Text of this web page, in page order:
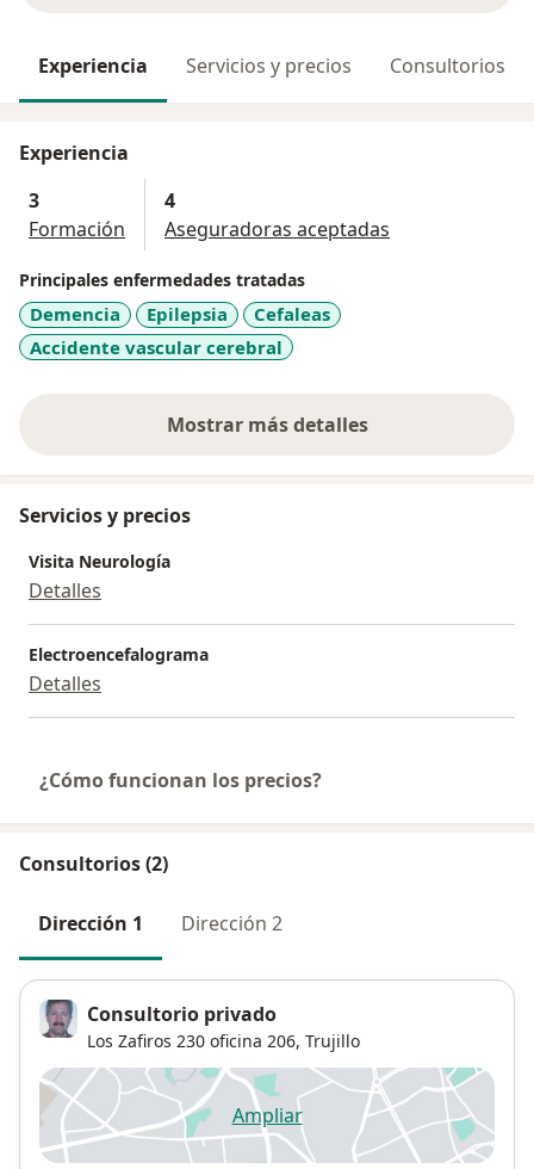
Experiencia Servicios y precios Consultorios
Experiencia
3
Formación
4
Aseguradoras aceptadas
Principales enfermedades tratadas
Demencia Epilepsia
Cefaleas
Accidente vascular cerebral
Mostrar más detalles
sobre la experiencia
Servicios y precios
Visita Neurología
Detalles
Electroencefalograma
Detalles
¿Cómo funcionan los precios?
Consultorios (2)
Dirección 1 Dirección 2
Consultorio privado
Los Zafiros 230 oficina 206, Trujillo
Ampliarse abre en una nueva